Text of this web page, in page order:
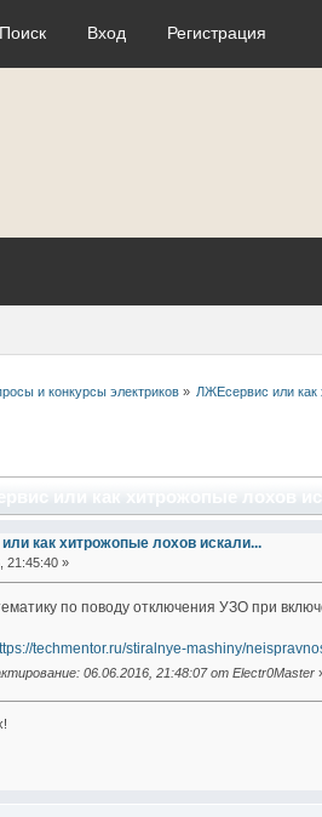
Поиск Вход Регистрация
и конкурсы электриков» ЛЖЕсервис или как
как хитрожопые лохов искали...
21:45:40 »
по поводу отключения УЗО при
techmentor.ru/stiralnye-mashiny/
06.06.2016, 21:48:07 от Electr0Master